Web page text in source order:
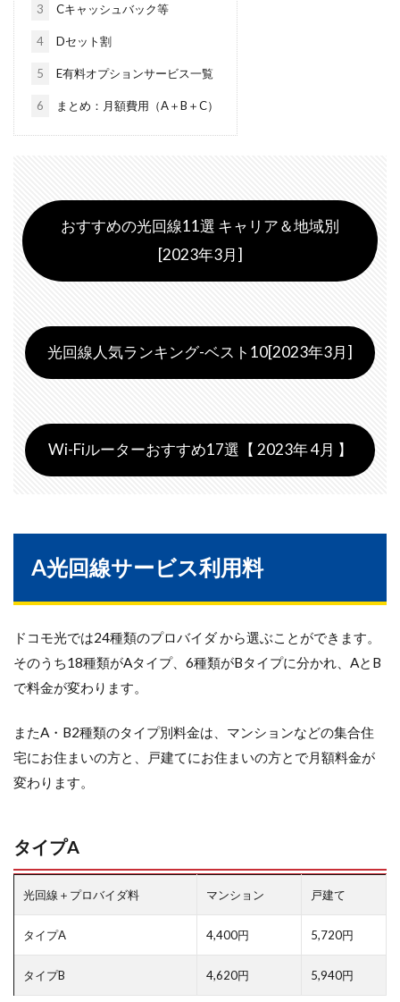
3 Cキャッシュバック等
4 Dセット割
5 E有料オプションサービス一覧
6 まとめ：月額費用（A＋B＋C）
おすすめの光回線11選 キャリア＆地域別
[2023年3月]
光回線人気ランキング-ベスト10[2023年3月]
Wi-Fiルーターおすすめ17選【 2023年 4月 】
A光回線サービス利用料
ドコモ光では24種類のプロバイダ から選ぶことができます。
そのうち18種類がAタイプ、6種類がBタイプに分かれ、AとB
で料金が変わります。
またA・B2種類のタイプ別料金は、マンションなどの集合住
宅にお住まいの方と、戸建てにお住まいの方とで月額料金が
変わります。
タイプA
光回線＋プロバイダ料 マンション 戸建て
タイプA 4,400円 5,720円
タイプB 4,620円 5,940円